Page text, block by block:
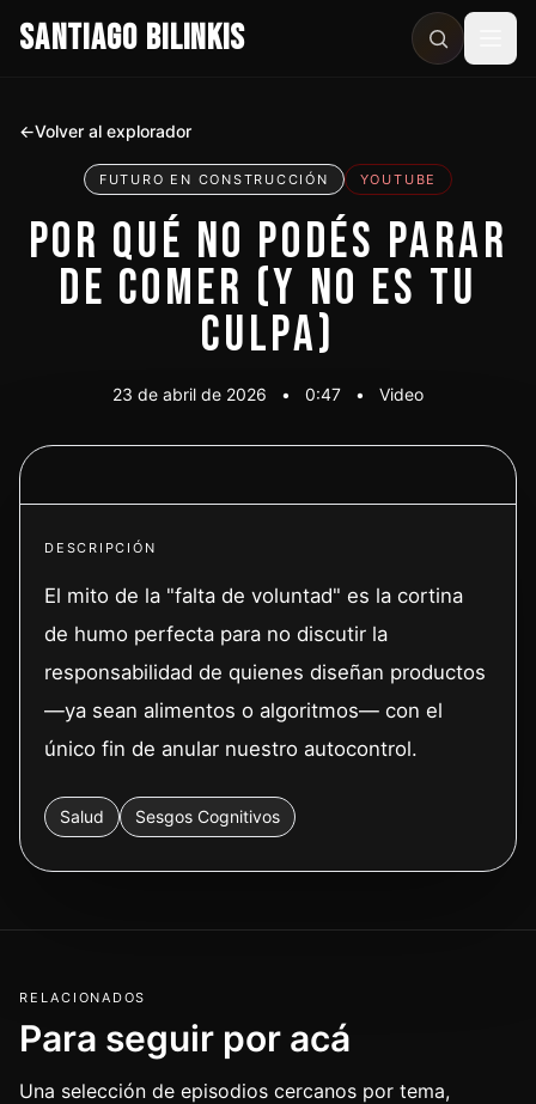
SANTIAGO BILINKIS
←Volver al explorador
FUTURO EN CONSTRUCCIÓN YOUTUBE
POR QUÉ NO PODÉS PARAR
DE COMER (Y NO ES TU
CULPA)
23 de abril de 2026 • 0:47 • Video
DESCRIPCIÓN
El mito de la "falta de voluntad" es la cortina
de humo perfecta para no discutir la
responsabilidad de quienes diseñan productos
—ya sean alimentos o algoritmos— con el
único fin de anular nuestro autocontrol.
Salud Sesgos Cognitivos
RELACIONADOS
Para seguir por acá
Una selección de episodios cercanos por tema,